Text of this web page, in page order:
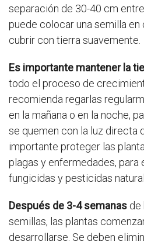
separación de 30-40 cm
puede colocar una semilla en
cubrir con tierra suavemente.
Es importante mantener la
todo el proceso de
recomienda regarlas
en la mañana o en la noche,
se quemen con la luz directa
importante proteger las
plagas y enfermedades, para
fungicidas y pesticidas
Después de 3-4 semanas de
semillas, las plantas
desarrollarse. Se deben